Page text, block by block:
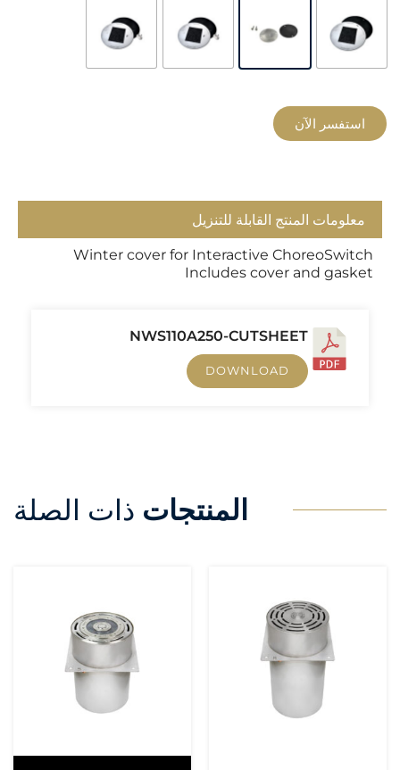
استفسر الآن
معلومات المنتج القابلة للتنزيل
Winter cover for Interactive ChoreoSwitch
Includes cover and gasket
NWS110A250-CUTSHEET
DOWNLOAD
المنتجات ذات الصلة